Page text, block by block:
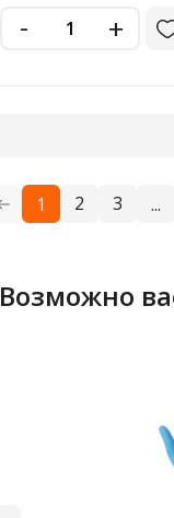
- +
1 2 3 ...
Возможно